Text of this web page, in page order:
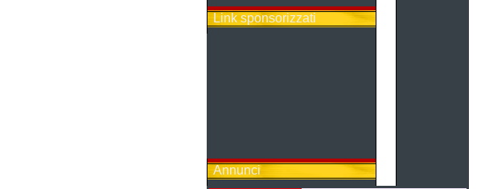
Link sponsorizzati
Annunci